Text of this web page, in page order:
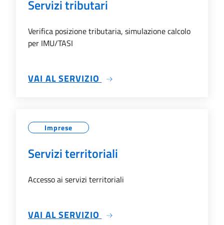
Servizi tributari
Verifica posizione tributaria, simulazione calcolo
per IMU/TASI
VAI AL SERVIZIO SU SERVIZI TRIBUTARI
Imprese
Servizi territoriali
Accesso ai servizi territoriali
VAI AL SERVIZIO SU SERVIZI TERRITORIALI